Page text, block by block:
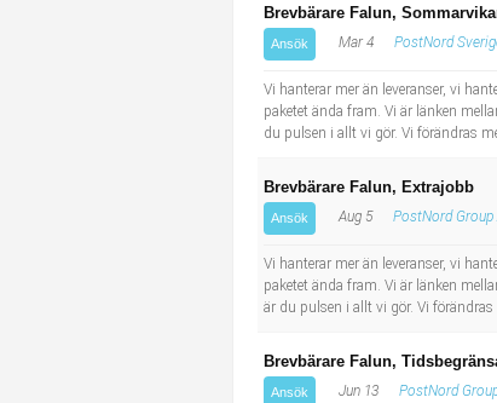
Brevbärare Falun,
Ansök Mar 4 PostNord
Vi hanterar mer än leveranser, vi
paketet ända fram. Vi är länken
du pulsen i allt vi gör. Vi förändras
Brevbärare Falun, Extrajobb
Ansök Aug 5 PostNord Group
Vi hanterar mer än leveranser, vi
paketet ända fram. Vi är länken
är du pulsen i allt vi gör. Vi
Brevbärare Falun,
Ansök Jun 13 PostNord